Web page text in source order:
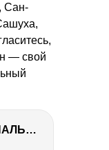
Сан-
— свой
Sony Alpha 7 IV – ФИНАЛЬНЫЙ ОБЗОР